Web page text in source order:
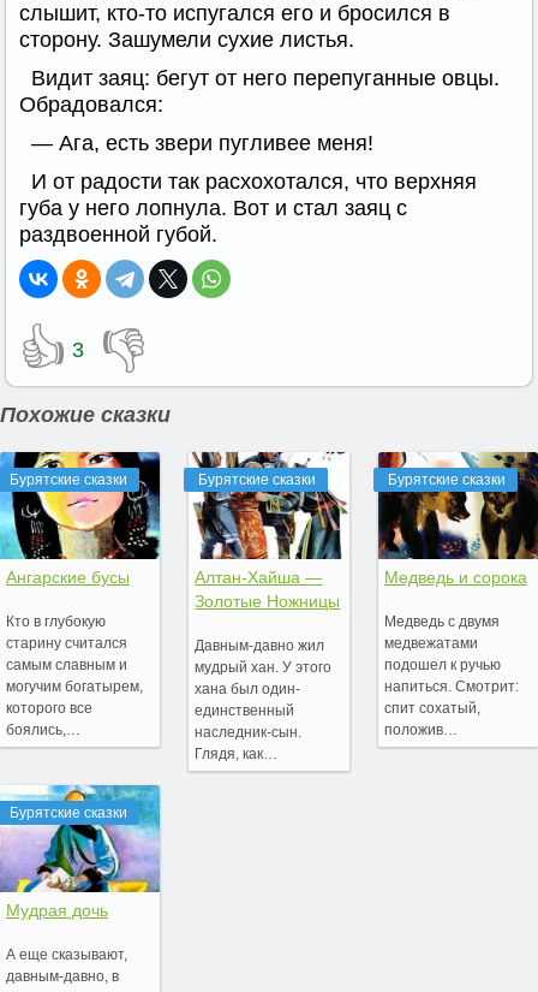
слышит, кто-то испугался его и бросился в
сторону. Зашумели сухие листья.
Видит заяц: бегут от него перепуганные овцы.
Обрадовался:
— Ага, есть звери пугливее меня!
И от радости так расхохотался, что верхняя
губа у него лопнула. Вот и стал заяц с
раздвоенной губой.
👍 3 👎
Похожие сказки
Бурятские сказки
Ангарские бусы
Кто в глубокую
старину считался
самым славным и
могучим богатырем,
которого все
боялись,…
Бурятские сказки
Мудрая дочь
А еще сказывают,
давным-давно, в
Бурятские сказки
Алтан-Хайша —
Золотые Ножницы
Давным-давно жил
мудрый хан. У этого
хана был один-
единственный
наследник-сын.
Глядя, как…
Бурятские сказки
Медведь и сорока
Медведь с двумя
медвежатами
подошел к ручью
напиться. Смотрит:
спит сохатый,
положив…